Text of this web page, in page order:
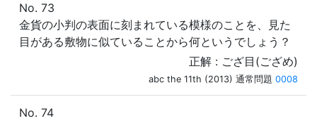
No. 73
金貨の小判の表面に刻まれている模様のことを、見た
目がある敷物に似ていることから何というでしょう？
正解 : ござ目(ござめ)
abc the 11th (2013) 通常問題 0008
No. 74